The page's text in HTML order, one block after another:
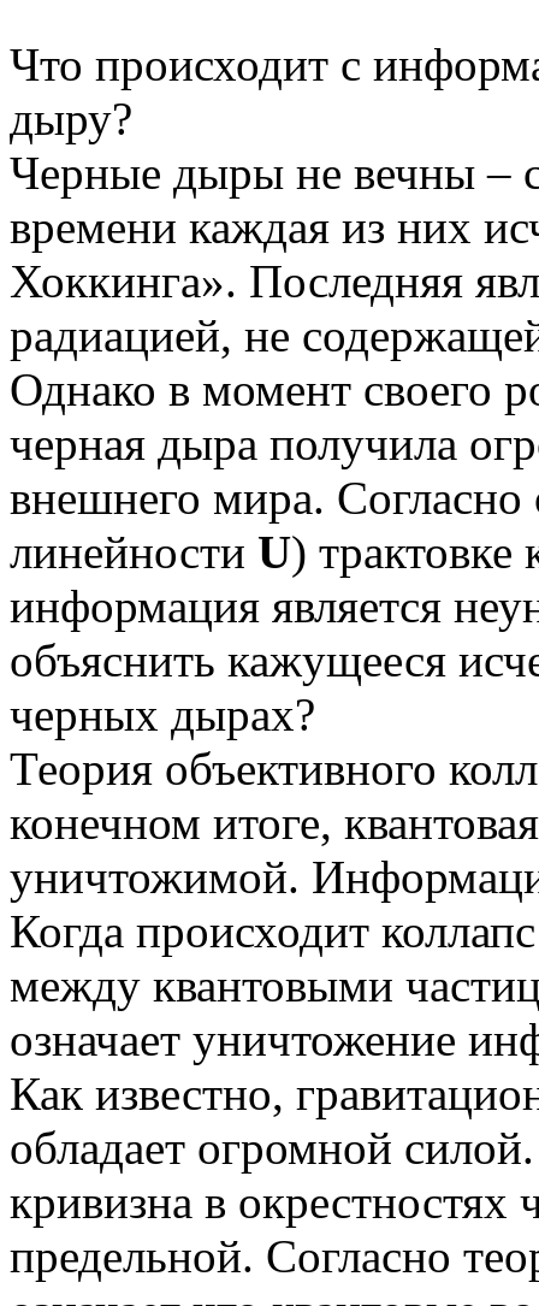
Что происходит с
дыру?
Черные дыры не вечны –
времени каждая из них
Хоккинга». Последняя
радиацией, не
Однако в момент своего
черная дыра получила
внешнего мира.
линейности U) трактовке
информация является
объяснить кажущееся
черных дырах?
Теория объективного
конечном итоге,
уничтожимой.
Когда происходит
между квантовыми
означает уничтожение
Как известно,
обладает огромной
кривизна в окрестностях
предельной. Согласно